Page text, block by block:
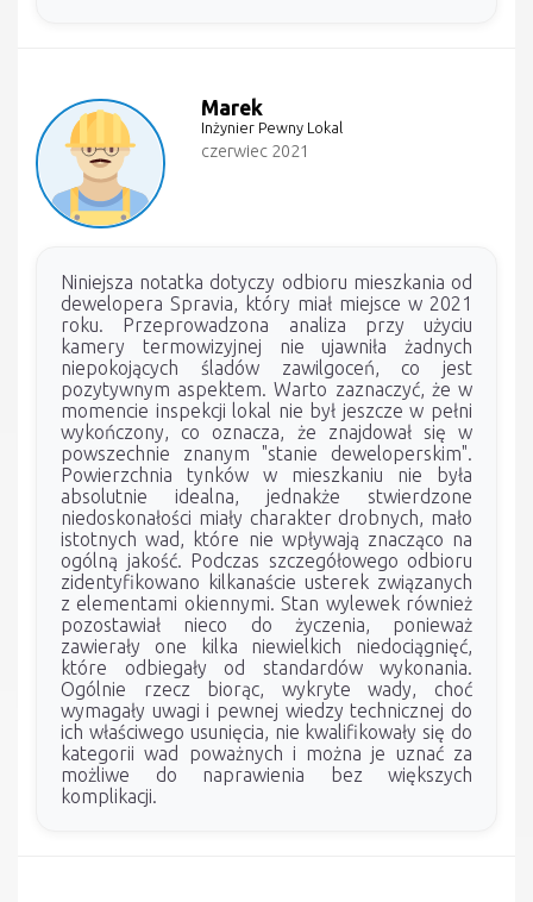
Marek
Inżynier Pewny Lokal
czerwiec 2021
Niniejsza notatka dotyczy odbioru mieszkania od
dewelopera Spravia, który miał miejsce w 2021
roku. Przeprowadzona analiza przy użyciu
kamery termowizyjnej nie ujawniła żadnych
niepokojących śladów zawilgoceń, co jest
pozytywnym aspektem. Warto zaznaczyć, że w
momencie inspekcji lokal nie był jeszcze w pełni
wykończony, co oznacza, że znajdował się w
powszechnie znanym "stanie deweloperskim".
Powierzchnia tynków w mieszkaniu nie była
absolutnie idealna, jednakże stwierdzone
niedoskonałości miały charakter drobnych, mało
istotnych wad, które nie wpływają znacząco na
ogólną jakość. Podczas szczegółowego odbioru
zidentyfikowano kilkanaście usterek związanych
z elementami okiennymi. Stan wylewek również
pozostawiał nieco do życzenia, ponieważ
zawierały one kilka niewielkich niedociągnięć,
które odbiegały od standardów wykonania.
Ogólnie rzecz biorąc, wykryte wady, choć
wymagały uwagi i pewnej wiedzy technicznej do
ich właściwego usunięcia, nie kwalifikowały się do
kategorii wad poważnych i można je uznać za
możliwe do naprawienia bez większych
komplikacji.